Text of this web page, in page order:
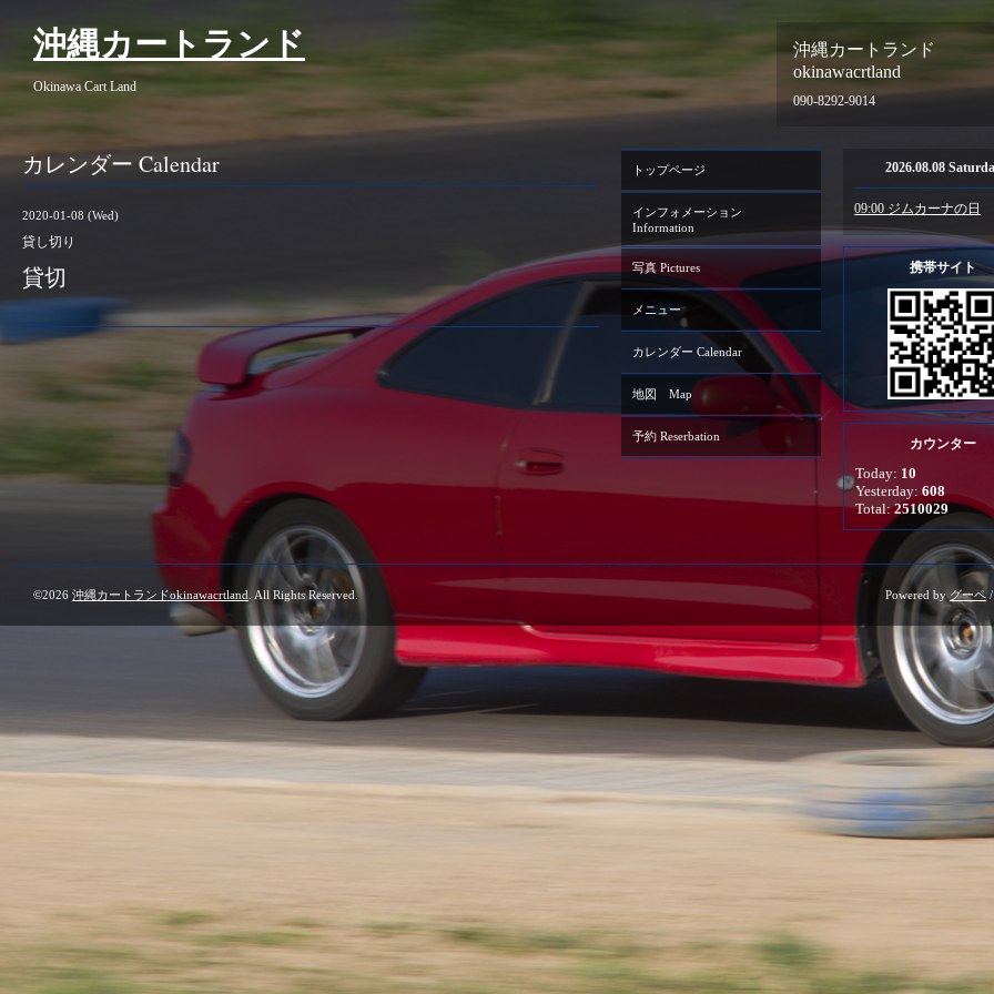
沖縄カートランド
okinawacrtland
090-8292-9014
沖縄カートランド
Okinawa Cart Land
カレンダー Calendar
2020-01-08 (Wed)
貸し切り
貸切
トップページ
インフォメーション
Information
写真 Pictures
メニュー
カレンダー Calendar
地図 Map
予約 Reserbation
2026.08.08
09:00 ジムカーナの日
携帯サイト
カウンター
Today: 10
Yesterday: 608
Total:2510029
©2026 沖縄カートランドokinawacrtland . All Rights Reserved. Powered by グーペ